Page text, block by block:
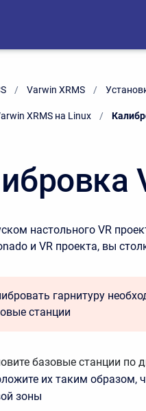
Varwin XRMS
XRMS на Linux
настольного VR
и VR проекта, вы
гарнитуру
станции
базовые станции по
их таким образом,
зоны